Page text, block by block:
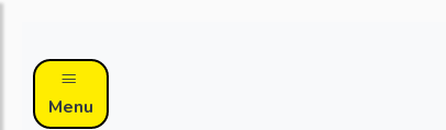
Menu